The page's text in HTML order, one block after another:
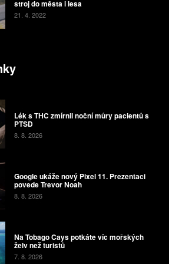
stroj do města i lesa
21. 4. 2022
Lék s THC zmírnil noční můry pacientů s
PTSD
8. 8. 2026
Google ukáže nový Pixel 11. Prezentaci
povede Trevor Noah
8. 8. 2026
Na Tobago Cays potkáte víc mořských
želv než turistů
7. 8. 2026